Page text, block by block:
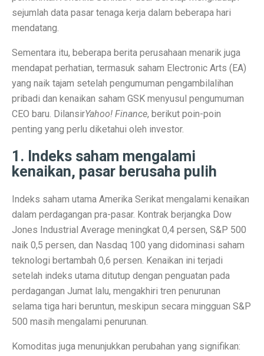
5 Fakta Menarik Ikan Green Terror yang Agresif dan
Ulang Tahun ke-34, Excelso Hadirkan Seri Matcha
Terapi Ginjal dengan Teknologi Cuci Darah Terbaru
5 Rahasia Kehidupan Panjang Manusia Tertua
10 Karya Lukis Hendra Gunawan yang Terkenal Dunia
Casa Modena, Kafe Rumah yang Nyaman di Modena x
Desain Rumah Minimalis, Tampilan Menarik!
Prakiraan Cuaca OKU Timur 2 Oktober 2025:
Lukisan Raden Saleh: Ikon Seni Nusantara
Mengungkap Pengalaman Suara Hebat di Galaxy
Laptop Lokal Harga 2 Jutaan dengan Spesifikasi
Rahasia iPhone 17 Pro Max Tahan Panas: Teknologi
Detoks Digital untuk Gen Z, Tenangkan Pikiran?
5 HP Android Tercepat 2025 dengan Snapdragon 8
sejumlah data pasar tenaga kerja dalam beberapa hari
mendatang.
Sementara itu, beberapa berita perusahaan menarik juga
mendapat perhatian, termasuk saham Electronic Arts (EA)
yang naik tajam setelah pengumuman pengambilalihan
pribadi dan kenaikan saham GSK menyusul pengumuman
CEO baru. DilansirYahoo! Finance, berikut poin-poin
penting yang perlu diketahui oleh investor.
1. Indeks saham mengalami
kenaikan, pasar berusaha pulih
Indeks saham utama Amerika Serikat mengalami kenaikan
dalam perdagangan pra-pasar. Kontrak berjangka Dow
Jones Industrial Average meningkat 0,4 persen, S&P 500
naik 0,5 persen, dan Nasdaq 100 yang didominasi saham
teknologi bertambah 0,6 persen. Kenaikan ini terjadi
setelah indeks utama ditutup dengan penguatan pada
perdagangan Jumat lalu, mengakhiri tren penurunan
selama tiga hari beruntun, meskipun secara mingguan S&P
500 masih mengalami penurunan.
Komoditas juga menunjukkan perubahan yang signifikan: